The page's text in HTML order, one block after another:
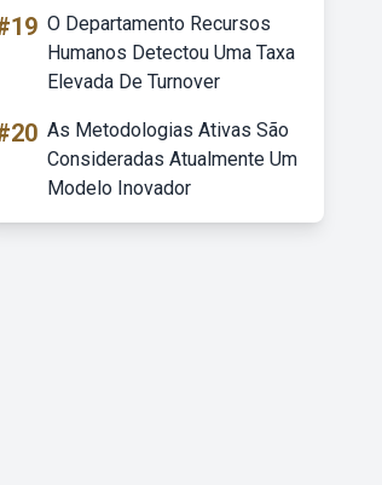
O Departamento Recursos
Humanos Detectou Uma Taxa
Elevada De Turnover
As Metodologias Ativas São
Consideradas Atualmente Um
Modelo Inovador